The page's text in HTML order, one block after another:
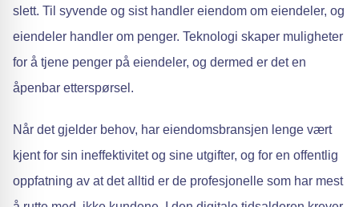
slett. Til syvende og sist handler eiendom om eiendeler, og
eiendeler handler om penger. Teknologi skaper muligheter
for å tjene penger på eiendeler, og dermed er det en
åpenbar etterspørsel.
Når det gjelder behov, har eiendomsbransjen lenge vært
kjent for sin ineffektivitet og sine utgifter, og for en offentlig
oppfatning av at det alltid er de profesjonelle som har mest